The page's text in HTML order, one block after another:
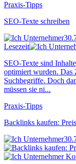
Praxis-Tipps
SEO-Texte schreiben
Lesezeit
SEO-Texte sind
optimiert wurden. Das
Suchbegriffe. Doch
müssen sie ni...
Praxis-Tipps
Backlinks kaufen: